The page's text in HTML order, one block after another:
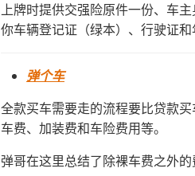
上牌时提供交强险原件一份、车
你车辆登记证（绿本）、行驶证
弹个车
全款买车需要走的流程要比贷款
车费、加装费和车险费用等。
弹哥在这里总结了除裸车费之外的